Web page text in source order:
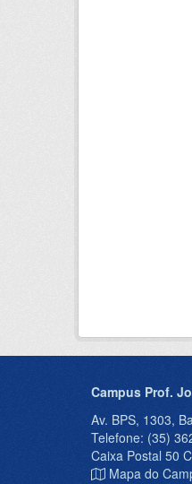
Campus Prof.
Av. BPS, 1303,
Telefone: (35)
Caixa Postal 50
Mapa do